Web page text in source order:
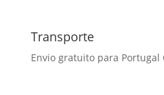
Transporte
Envio gratuito para Portugal